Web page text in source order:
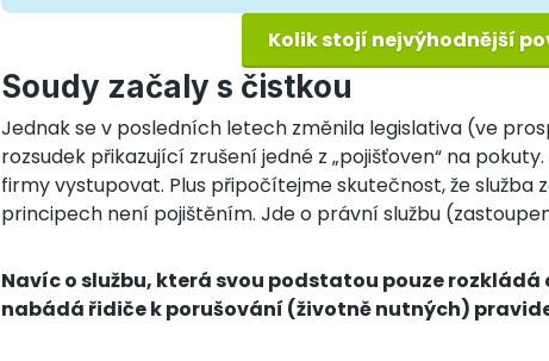
Kolik stojí nejvýhodnější
Soudy začaly s čistkou
Jednak se v posledních letech změnila legislativa (ve
rozsudek přikazující zrušení jedné z „pojišťoven“ na
firmy vystupovat. Plus připočítejme skutečnost, že služba
principech není pojištěním. Jde o právní službu
Navíc o službu, která svou podstatou pouze
nabádá řidiče k porušování (životně nutných)